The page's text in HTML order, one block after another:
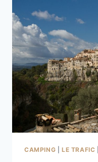
CAMPING LE TRAFIC